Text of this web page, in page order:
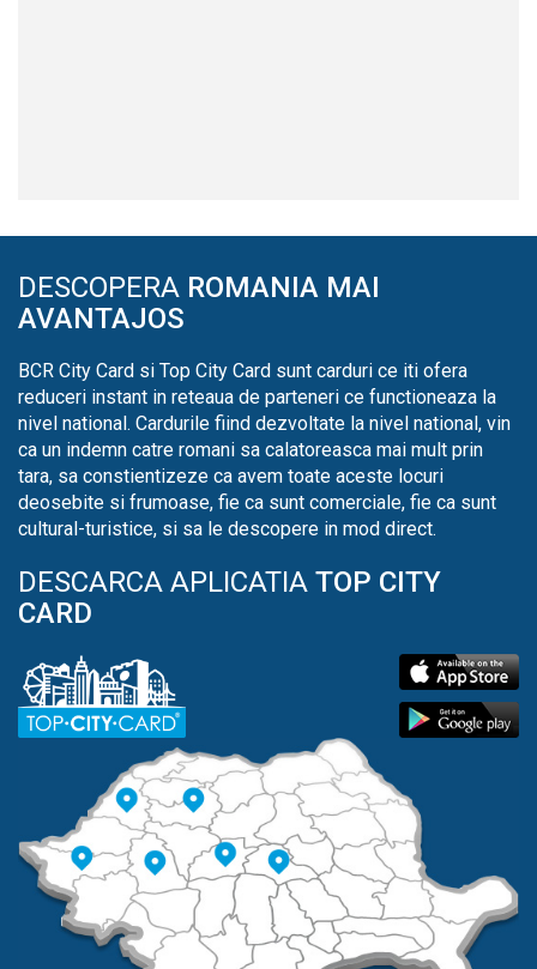
DESCOPERA ROMANIA MAI
AVANTAJOS
BCR City Card si Top City Card sunt carduri ce iti ofera
reduceri instant in reteaua de parteneri ce functioneaza la
nivel national. Cardurile fiind dezvoltate la nivel national, vin
ca un indemn catre romani sa calatoreasca mai mult prin
tara, sa constientizeze ca avem toate aceste locuri
deosebite si frumoase, fie ca sunt comerciale, fie ca sunt
cultural-turistice, si sa le descopere in mod direct.
DESCARCA APLICATIA TOP CITY
CARD